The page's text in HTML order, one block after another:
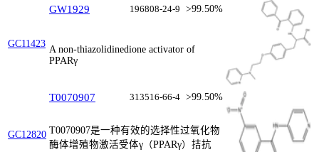
GC11423
GW1929 196808-24-9 >99.50%
A non-thiazolidinedione activator of
PPARγ
GC12820
T0070907 313516-66-4 >99.50%
T0070907是一种有效的选择性过氧化物
酶体增殖物激活受体γ（PPARγ）拮抗